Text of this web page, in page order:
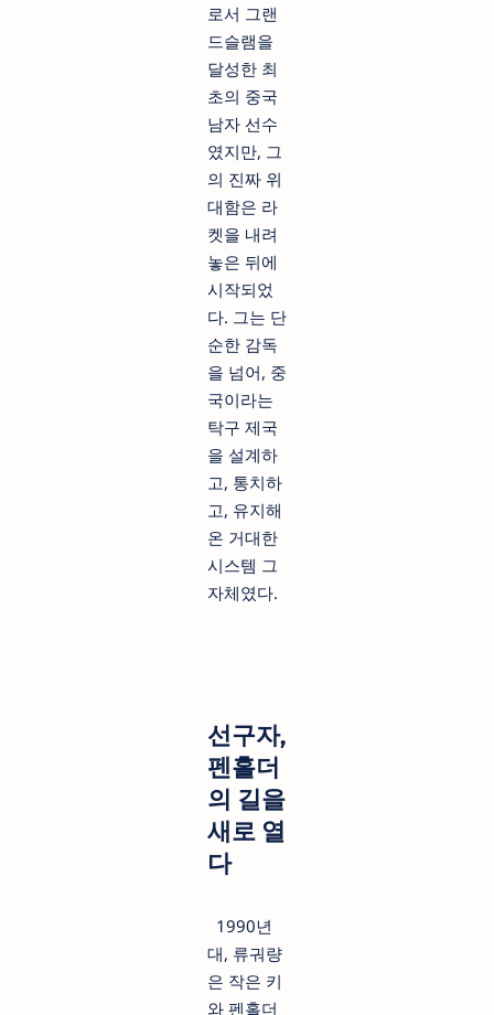
로서 그랜
드슬램을
달성한 최
초의 중국
남자 선수
였지만, 그
의 진짜 위
대함은 라
켓을 내려
놓은 뒤에
시작되었
다. 그는 단
순한 감독
을 넘어, 중
국이라는
탁구 제국
을 설계하
고, 통치하
고, 유지해
온 거대한
시스템 그
자체였다.
선구자,
펜홀더
의 길을
새로 열
다
1990년
대, 류궈량
은 작은 키
와 펜홀더